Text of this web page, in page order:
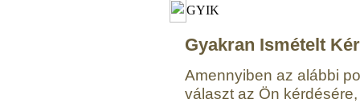
GYIK
Gyakran Ismételt
Amennyiben az alábbi
választ az Ön kérdésére,